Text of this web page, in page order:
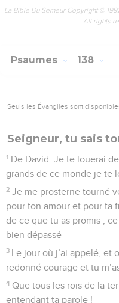
La Bible Du Semeur Copyright ©
All rights
Psaumes 138
Seuls les Évangiles sont
Seigneur, tu sais
1 De David. Je te louerai
grands de ce monde je te
2 Je me prosterne tourné
pour ton amour et pour ta
de ce que tu as promis ;
bien dépassé
3 Le jour où j’ai appelé, et
redonné courage et tu
4 Que tous les rois de la
entendant ta parole !